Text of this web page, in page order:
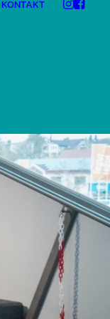
KONTAKT